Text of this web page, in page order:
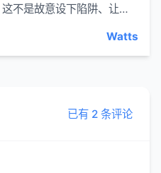
不是故意设下陷阱、让人
Watts
已有 2 条评论